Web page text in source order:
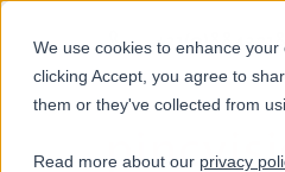
We use cookies to enhance
clicking Accept, you agree to
them or they've collected from
Read more about our privacy